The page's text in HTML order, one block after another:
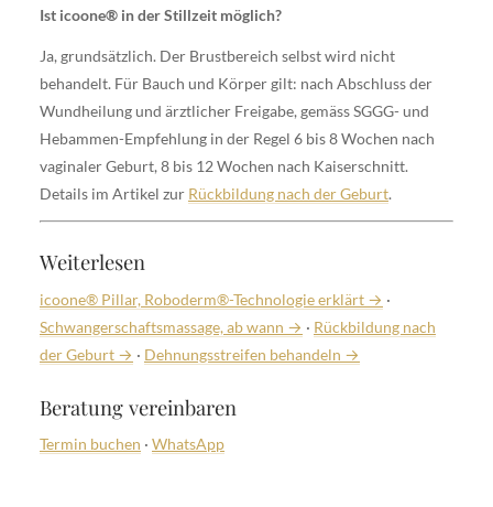
Ist icoone® in der Stillzeit möglich?
Ja, grundsätzlich. Der Brustbereich selbst wird nicht
behandelt. Für Bauch und Körper gilt: nach Abschluss der
Wundheilung und ärztlicher Freigabe, gemäss SGGG- und
Hebammen-Empfehlung in der Regel 6 bis 8 Wochen nach
vaginaler Geburt, 8 bis 12 Wochen nach Kaiserschnitt.
Details im Artikel zur Rückbildung nach der Geburt.
Weiterlesen
icoone® Pillar, Roboderm®-Technologie erklärt → ·
Schwangerschaftsmassage, ab wann → · Rückbildung nach
der Geburt → · Dehnungsstreifen behandeln →
Beratung vereinbaren
Termin buchen · WhatsApp